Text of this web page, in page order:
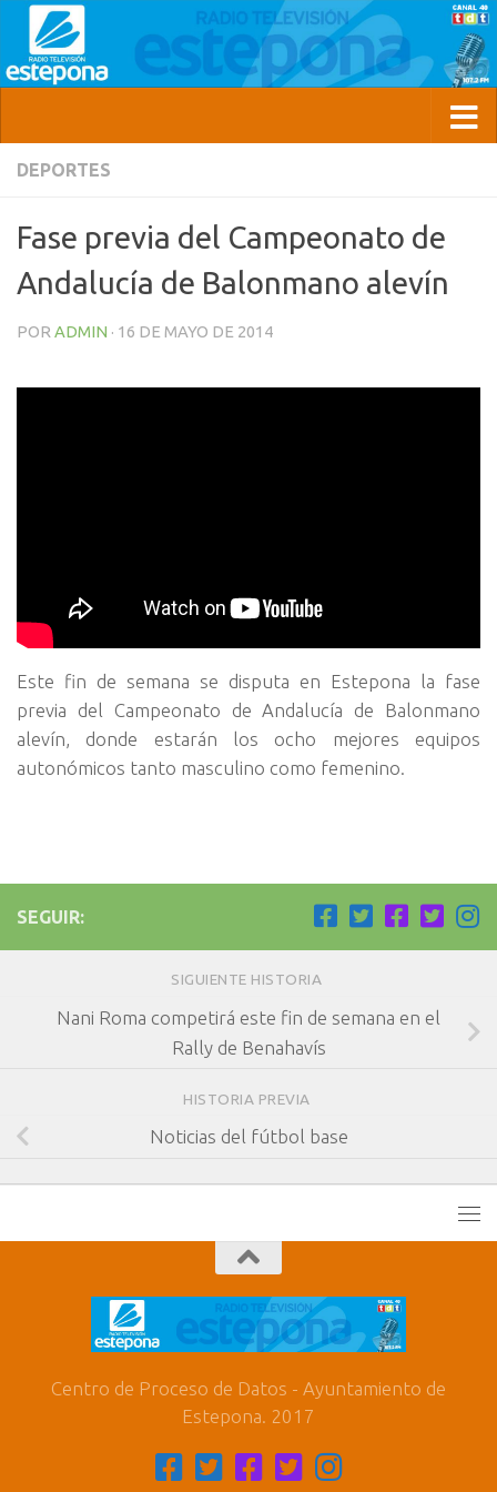
DEPORTES
Fase previa del Campeonato de
Andalucía de Balonmano alevín
POR ADMIN · 16 DE MAYO DE 2014
Este fin de semana se disputa en Estepona la fase
previa del Campeonato de Andalucía de Balonmano
alevín, donde estarán los ocho mejores equipos
autonómicos tanto masculino como femenino.
SEGUIR:
SIGUIENTE HISTORIA
Nani Roma competirá este fin de semana en el
Rally de Benahavís
HISTORIA PREVIA
Noticias del fútbol base
Centro de Proceso de Datos - Ayuntamiento de
Estepona. 2017